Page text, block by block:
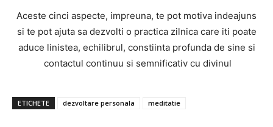
Aceste cinci aspecte, impreuna, te pot motiva indeajuns
si te pot ajuta sa dezvolti o practica zilnica care iti poate
aduce linistea, echilibrul, constiinta profunda de sine si
contactul continuu si semnificativ cu divinul
ETICHETE dezvoltare personala meditatie